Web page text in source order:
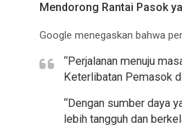
Mendorong Rantai Pasok
Google menegaskan bahwa
“Perjalanan menuju
Keterlibatan Pemasok
“Dengan sumber daya
lebih tangguh dan